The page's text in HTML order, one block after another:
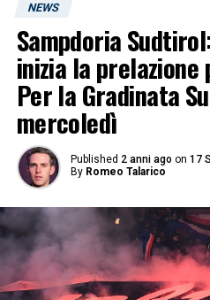
NEWS
Sampdoria
inizia la
Per la Gradinata
mercoledì
Published 2 anni ago on 17
By Romeo Talarico